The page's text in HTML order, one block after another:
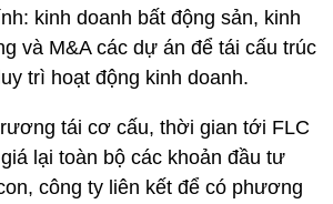
kinh doanh bất động sản, kinh
và M&A các dự án để tái cấu trúc
trì hoạt động kinh doanh.
tái cơ cấu, thời gian tới FLC
lại toàn bộ các khoản đầu tư
công ty liên kết để có phương